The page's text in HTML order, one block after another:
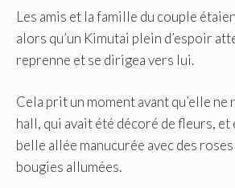
Les amis et la famille du couple
alors qu’un Kimutai plein d’espoir
reprenne et se dirigea vers lui.
Cela prit un moment avant qu’elle ne
hall, qui avait été décoré de fleurs,
belle allée manucurée avec des
bougies allumées.